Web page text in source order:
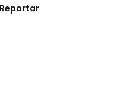
Reportar